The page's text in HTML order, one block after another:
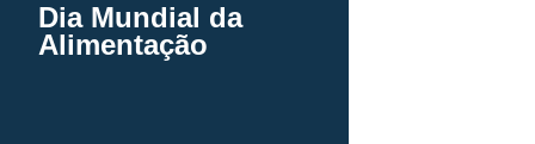
Dia Mundial da
Alimentação